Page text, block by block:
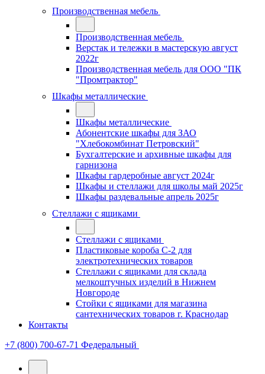
Производственная мебель
Производственная мебель
Верстак и тележки в мастерскую август
2022г
Производственная мебель для ООО "ПК
"Промтрактор"
Шкафы металлические
Шкафы металлические
Абонентские шкафы для ЗАО
"Хлебокомбинат Петровский"
Бухгалтерские и архивные шкафы для
гарнизона
Шкафы гардеробные август 2024г
Шкафы и стеллажи для школы май 2025г
Шкафы раздевальные апрель 2025г
Стеллажи с ящиками
Стеллажи с ящиками
Пластиковые короба С-2 для
электротехнических товаров
Стеллажи с ящиками для склада
мелкоштучных изделий в Нижнем
Новгороде
Стойки с ящиками для магазина
сантехнических товаров г. Краснодар
Контакты
+7 (800) 700-67-71 Федеральный